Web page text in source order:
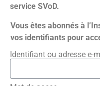
service SVoD.
Vous êtes abonnés à
vos identifiants pour
Identifiant ou adresse e-